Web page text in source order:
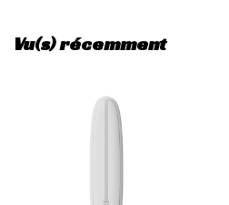
Vu(s) récemment